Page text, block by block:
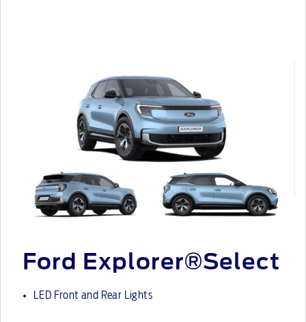
Ford Explorer®Select
LED Front and Rear Lights